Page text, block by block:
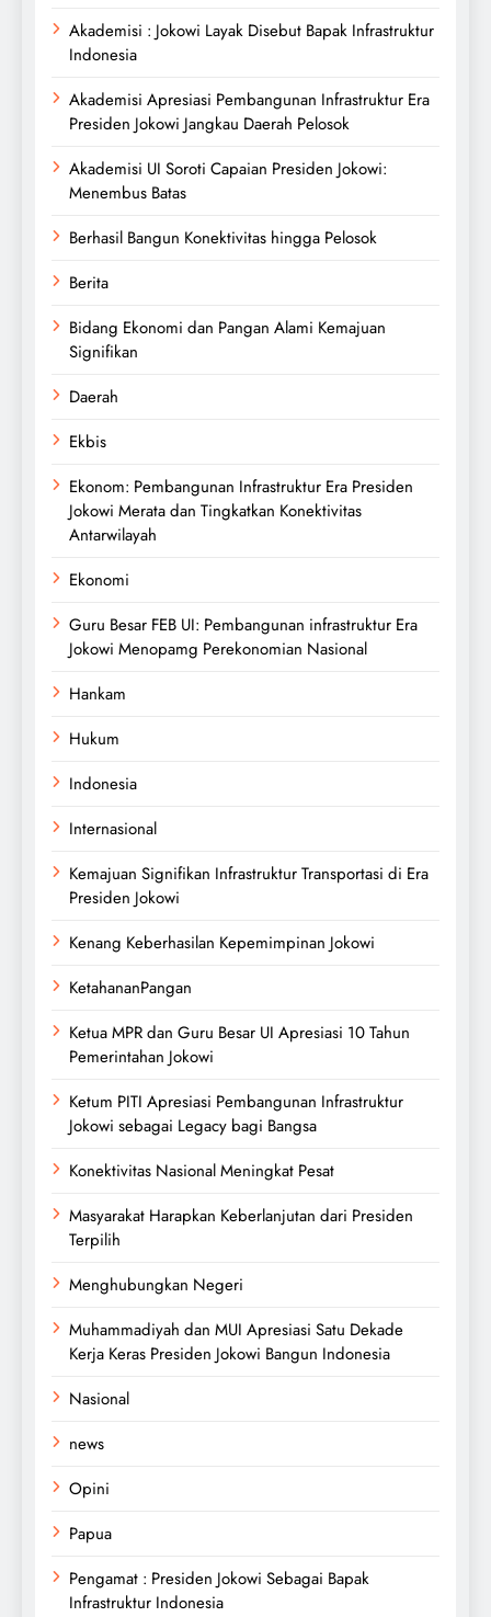
Akademisi : Jokowi Layak Disebut Bapak Infrastruktur
Indonesia
Akademisi Apresiasi Pembangunan Infrastruktur Era
Presiden Jokowi Jangkau Daerah Pelosok
Akademisi UI Soroti Capaian Presiden Jokowi:
Menembus Batas
Berhasil Bangun Konektivitas hingga Pelosok
Berita
Bidang Ekonomi dan Pangan Alami Kemajuan
Signifikan
Daerah
Ekbis
Ekonom: Pembangunan Infrastruktur Era Presiden
Jokowi Merata dan Tingkatkan Konektivitas
Antarwilayah
Ekonomi
Guru Besar FEB UI: Pembangunan infrastruktur Era
Jokowi Menopamg Perekonomian Nasional
Hankam
Hukum
Indonesia
Internasional
Kemajuan Signifikan Infrastruktur Transportasi di Era
Presiden Jokowi
Kenang Keberhasilan Kepemimpinan Jokowi
KetahananPangan
Ketua MPR dan Guru Besar UI Apresiasi 10 Tahun
Pemerintahan Jokowi
Ketum PITI Apresiasi Pembangunan Infrastruktur
Jokowi sebagai Legacy bagi Bangsa
Konektivitas Nasional Meningkat Pesat
Masyarakat Harapkan Keberlanjutan dari Presiden
Terpilih
Menghubungkan Negeri
Muhammadiyah dan MUI Apresiasi Satu Dekade
Kerja Keras Presiden Jokowi Bangun Indonesia
Nasional
news
Opini
Papua
Pengamat : Presiden Jokowi Sebagai Bapak
Infrastruktur Indonesia